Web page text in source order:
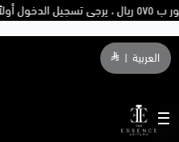
العربية |
THE ESSENCE PERFUME